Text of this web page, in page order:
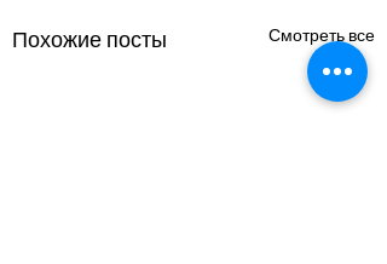
Похожие посты Смотреть все